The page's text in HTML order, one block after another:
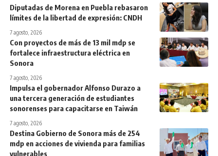
Diputadas de Morena en Puebla rebasaron
límites de la libertad de expresión: CNDH
7 agosto, 2026
Con proyectos de más de 13 mil mdp se
fortalece infraestructura eléctrica en
Sonora
7 agosto, 2026
Impulsa el gobernador Alfonso Durazo a
una tercera generación de estudiantes
sonorenses para capacitarse en Taiwán
7 agosto, 2026
Destina Gobierno de Sonora más de 254
mdp en acciones de vivienda para familias
vulnerables